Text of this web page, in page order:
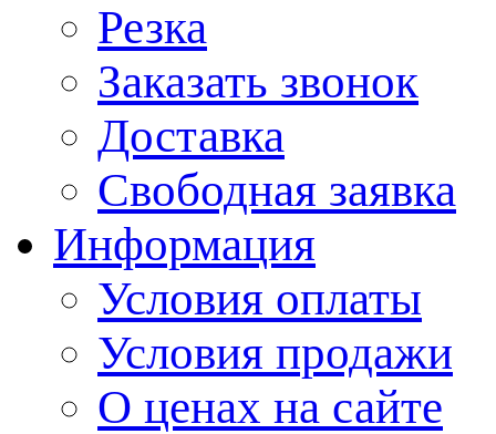
Резка
Заказать звонок
Доставка
Свободная заявка
Информация
Условия оплаты
Условия продажи
О ценах на сайте